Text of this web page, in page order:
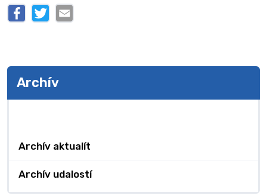
Archív
Archív aktualít
Archív udalostí